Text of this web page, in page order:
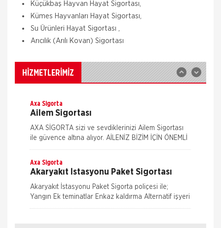
Küçükbaş Hayvan Hayat Sigortası,
Kümes Hayvanları Hayat Sigortası,
Su Ürünleri Hayat Sigortası ,
Arıcılık (Arılı Kovan) Sigortası
HİZMETLERİMİZ
sonucu yangın, infilak, tsunami ve yer kaymasının
sigortalı binalarda neden olacağı hasarlara karşı
güvence sağlar. Teminatı Doğal Afetler
Aksigorta
İş yeri Paket Sigortası siz iş yeri sahipleri
düşünülerek mümkün olan tüm riskleri en ekonomik
Axa Sigorta
Ailem Sigortası
AXA SİGORTA sizi ve sevdiklerinizi Ailem Sigortası
ile güvence altına alıyor. AİLENİZ BİZİM İÇİN ÖNEMLİ
AXA SİGORTA sizi ve/veya ailenizi, ferdi kaza
Axa Sigorta
Akaryakıt İstasyonu Paket Sigortası
Akaryakıt İstasyonu Paket Sigorta poliçesi ile;
Yangın Ek teminatlar Enkaz kaldırma Alternatif işyeri
masrafları İş durması Cam kırılması Grev, lokavt, halk